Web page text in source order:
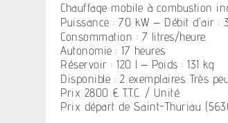
Chauffage mobile à combustion
Puissance : 70 kW – Débit d'air :
Consommation : 7 litres/heure.
Autonomie : 17 heures
Réservoir : 120 l – Poids : 131 kg
Disponible : 2 exemplaires. Très
Prix 2800 € T.T.C. / Unité.
Prix départ de Saint-Thuriau